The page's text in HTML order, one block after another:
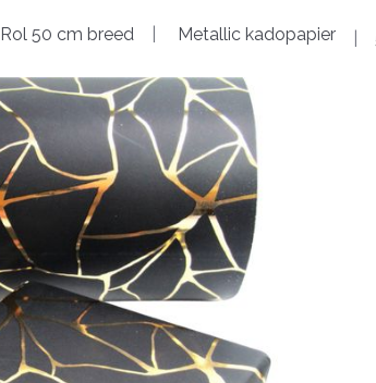
Rol 50 cm breed Metallic kadopapier